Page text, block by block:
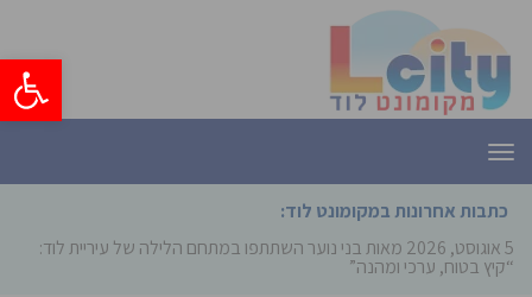
פתח
תפריט
כתבות אחרונות במקומונט לוד:
5 אוגוסט, 2026
מאות בני נוער השתתפו במתחם הלילה של עיריית לוד:
“קיץ בטוח, ערכי ומהנה”